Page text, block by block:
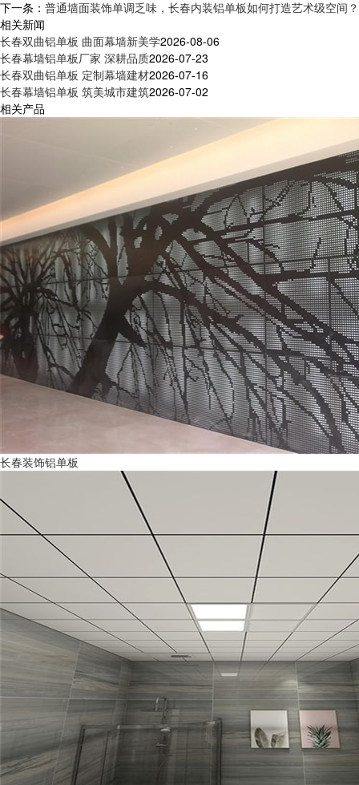
下一条： 普通墙面装饰单调乏味，长春内装铝单板如何打造艺术级空间？
相关新闻
长春双曲铝单板 曲面幕墙新美学2026-08-06
长春幕墙铝单板厂家 深耕品质2026-07-23
长春双曲铝单板 定制幕墙建材2026-07-16
长春幕墙铝单板 筑美城市建筑2026-07-02
相关产品
长春装饰铝单板